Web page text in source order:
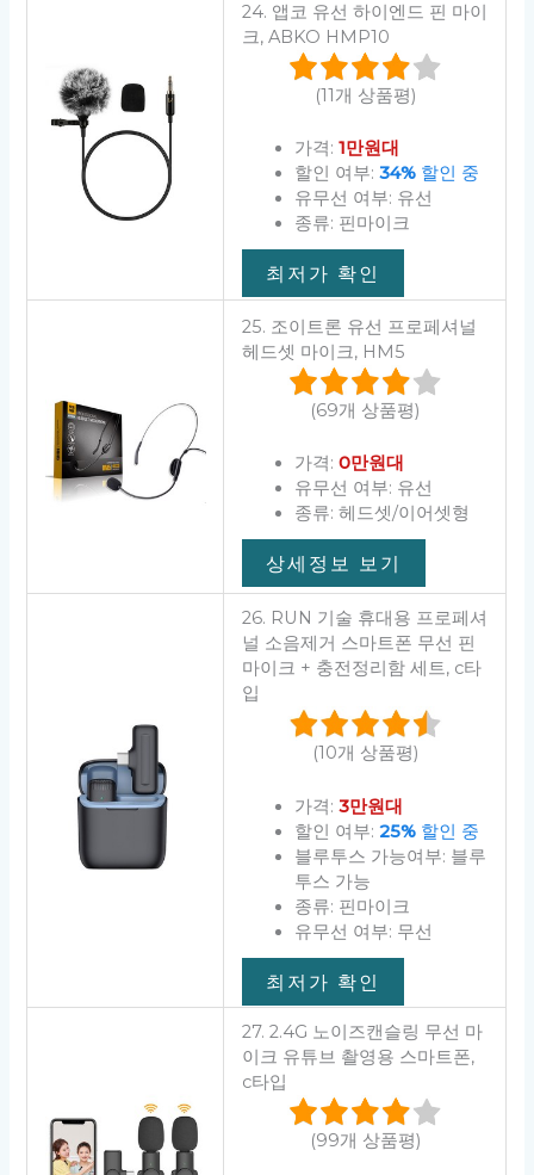
24. 앱코 유선 하이엔드 핀 마이
크, ABKO HMP10
(11개 상품평)
가격: 1만원대
할인 여부: 34%할인 중
유무선 여부: 유선
종류: 핀마이크
최저가 확인
25. 조이트론 유선 프로페셔널
헤드셋 마이크, HM5
(69개 상품평)
가격: 0만원대
유무선 여부: 유선
종류: 헤드셋/이어셋형
상세정보 보기
26. RUN 기술 휴대용 프로페셔
널 소음제거 스마트폰 무선 핀
마이크 + 충전정리함 세트, c타
입
(10개 상품평)
가격: 3만원대
할인 여부: 25%할인 중
블루투스 가능여부: 블루
투스 가능
종류: 핀마이크
유무선 여부: 무선
최저가 확인
27. 2.4G 노이즈캔슬링 무선 마
이크 유튜브 촬영용 스마트폰,
c타입
(99개 상품평)